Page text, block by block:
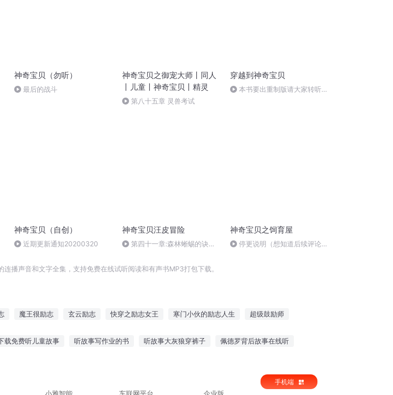
神奇宝贝（勿听）
最后的战斗
神奇宝贝之御宠大师丨同人
丨儿童丨神奇宝贝丨精灵
第八十五章 灵兽考试
穿越到神奇宝贝
本书要出重制版请大家转听
神奇宝贝（自创）
近期更新通知20200320
神奇宝贝汪皮冒险
第四十一章:森林蜥蜴的诀别
了）
神奇宝贝之饲育屋
停更说明（想知道后续评论区
播声音和文字全集，支持免费在线试听阅读和有声书MP3打包下载。
魔王很励志 玄云励志 快穿之励志女王 寒门小伙的励志人生 超级鼓励师
载免费听儿童故事 听故事写作业的书 听故事大灰狼穿裤子 佩德罗背后故事在线听
小雅智能 车联网平台 企业版
手机端